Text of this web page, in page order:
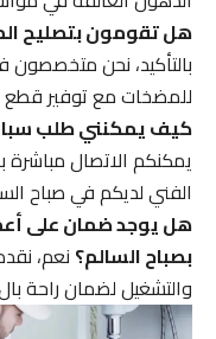
هل تقومون بتصليح
بالتأكيد، نحن متخصصون
للمضخات مع توفير قطع
كيف يمكنني طلب سباك
يمكنكم الاتصال مباشرة
الفني لديكم في صباح السالم
هل يوجد ضمان على
بصباح السالم؟نعم، نقدم
والتشغيل لضمان راحة بال